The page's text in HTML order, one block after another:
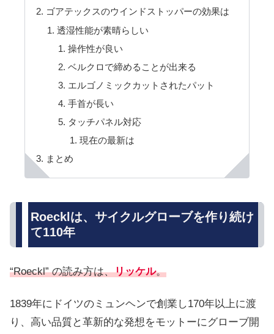
ゴアテックスのウインドストッパーの効果は
透湿性能が素晴らしい
操作性が良い
ベルクロで締めることが出来る
エルゴノミックカットされたパット
手首が長い
タッチパネル対応
現在の最新は
まとめ
Roecklは、サイクルグローブを作り続け
て110年
“Roeckl” の読み方は、リッケル。
1839年にドイツのミュンヘンで創業し170年以上に渡
り、高い品質と革新的な発想をモットーにグローブ開